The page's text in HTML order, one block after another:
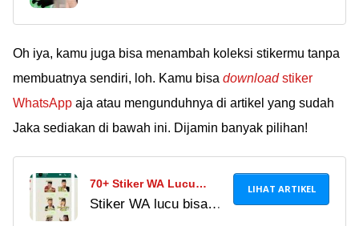
dan mudah untuk
dicoba. Bahkan, ada
cara membuat stiker
Dijamin langsung jadi!
Oh iya, kamu juga bisa menambah koleksi stikermu tanpa
membuatnya sendiri, loh. Kamu bisa downloadstiker
WhatsApp aja atau mengunduhnya di artikel yang sudah
Jaka sediakan di bawah ini. Dijamin banyak pilihan!
70+ Stiker WA Lucu
Terlengkap & Terbaru
Stiker WA lucu bisa
LIHAT ARTIKEL